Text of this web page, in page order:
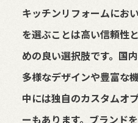
キッチンリフォームにお
を選ぶことは高い信頼性
めの良い選択肢です。国
多様なデザインや豊富な
中には独自のカスタムオ
ーもあります。ブランド